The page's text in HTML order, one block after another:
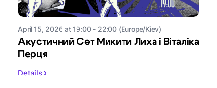
April 15, 2026 at 19:00 - 22:00 (Europe/Kiev)
Акустичний Сет Микити Лиха і Віталіка
Перця
Details